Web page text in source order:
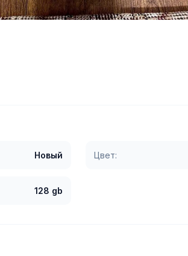
Новый Цвет:
128 gb